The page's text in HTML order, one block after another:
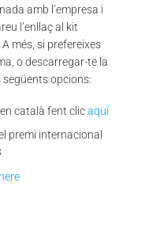
amb l’empresa i
l’enllaç al kit
més, si prefereixes
o descarregar-te la
opcions:
en català fent clicaquí
premi internacional
here